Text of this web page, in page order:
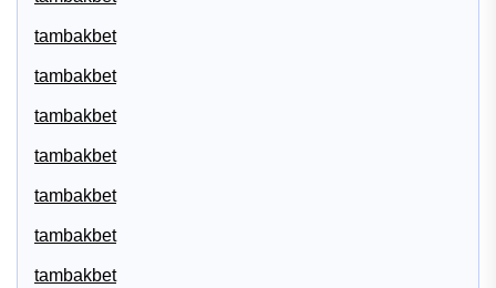
tambakbet
tambakbet
tambakbet
tambakbet
tambakbet
tambakbet
tambakbet